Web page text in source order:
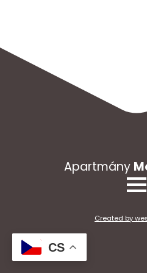
Apartmány
Created by
CS